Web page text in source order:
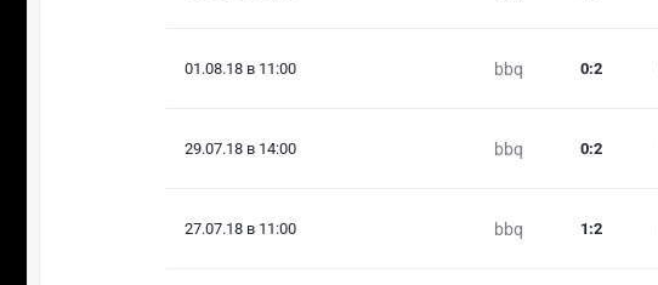
01.08.18 в 11:00 bbq 0:2
29.07.18 в 14:00 bbq 0:2
27.07.18 в 11:00 bbq 1 :2